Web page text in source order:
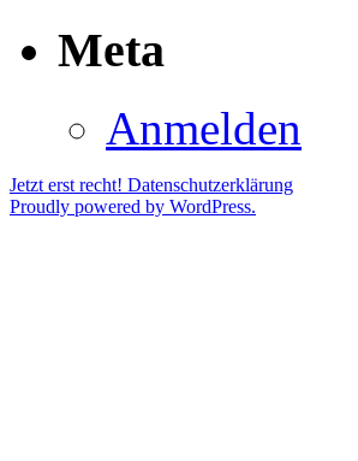
Meta
Anmelden
Jetzt erst recht! Datenschutzerklärung
Proudly powered by WordPress.